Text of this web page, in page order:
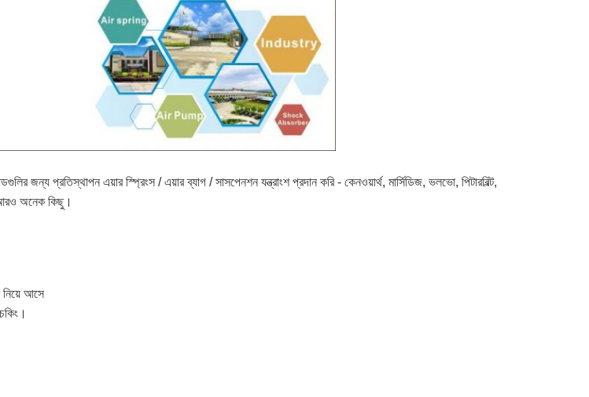
জন্য প্রতিস্থাপন এয়ার স্প্রিংস / এয়ার ব্যাগ / সাসপেনশন যন্ত্রাংশ প্রদান করি - কেনওয়ার্থ, মার্সিডিজ, ভলভো, পিটারবিল্ট,
আরও অনেক কিছু।
নিয়ে আসে